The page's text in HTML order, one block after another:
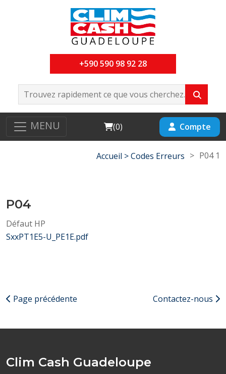
+590 590 98 92 28
MENU Cart
(0) Compte
Accueil >Codes Erreurs > P04 1
P04
Défaut HP
SxxPT1E5-U_PE1E.pdf
Page précédente Contactez-nous
Clim Cash Guadeloupe